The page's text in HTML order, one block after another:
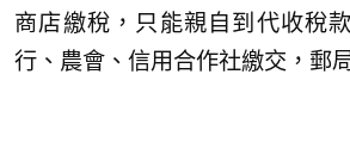
商店繳稅，只能親自到代收稅
行、農會、信用合作社繳交，郵